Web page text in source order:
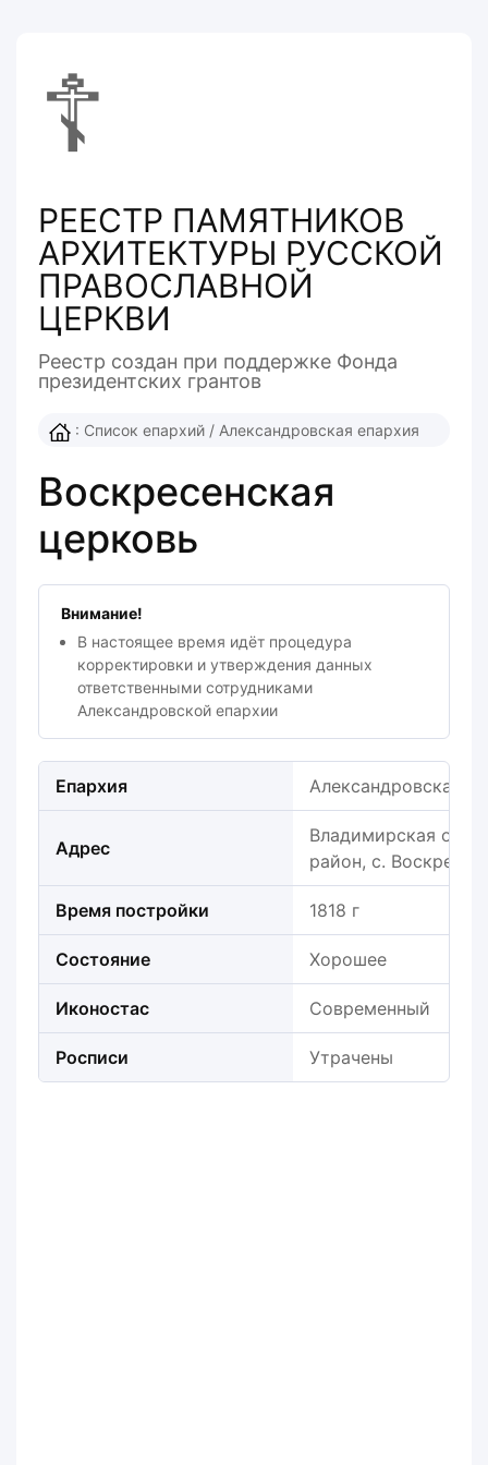
☦
РЕЕСТР ПАМЯТНИКОВ
АРХИТЕКТУРЫ РУССКОЙ
ПРАВОСЛАВНОЙ
ЦЕРКВИ
Реестр создан при поддержке Фонда
президентcких грантов
: Список епархий / Александровская епархия
Воскресенская
церковь
Внимание!
В настоящее время идёт процедура
корректировки и утверждения данных
ответственными сотрудниками
Александровской епархии
Епархия Александровская
Адрес
Владимирская
район, с.
Время постройки 1818 г
Состояние Хорошее
Иконостас Современный
Росписи Утрачены